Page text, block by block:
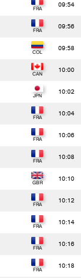
09:54
09:56
09:58
10:00
10:02
10:04
10:06
10:08
10:10
10:12
10:14
10:16
10:18